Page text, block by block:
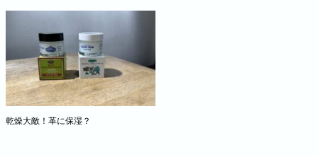
乾燥大敵！革に保湿？